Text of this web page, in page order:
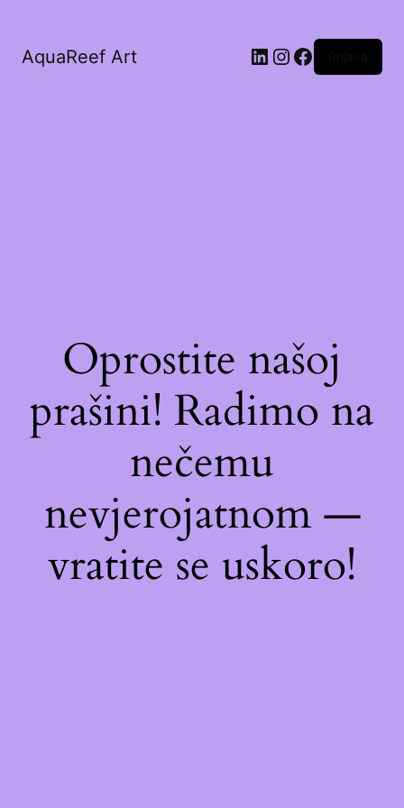
AquaReef Art
Oprostite našoj
prašini! Radimo na
nečemu
nevjerojatnom —
vratite se uskoro!